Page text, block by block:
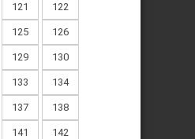
121 122
125 126
129 130
133 134
137 138
141 142